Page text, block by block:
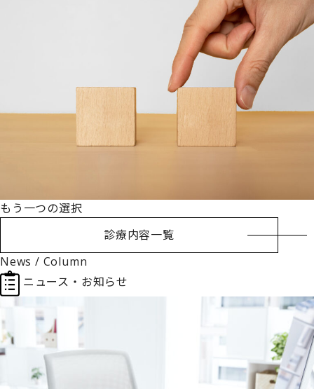
もう一つの選択
診療内容一覧
News / Column
ニュース・お知らせ